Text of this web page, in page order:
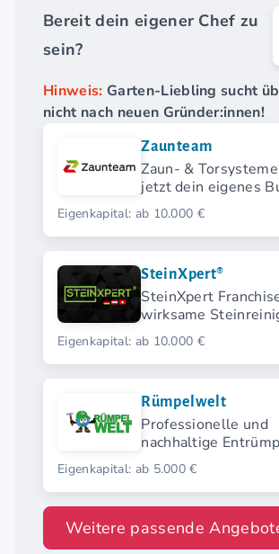
Bereit dein eigener Chef zu
sein?
Hinweis: Garten-Liebling sucht
nicht nach neuen Gründer:innen!
Zaunteam
Zaun- &
jetzt dein eigenes
mit Zaunteam.
Eigenkapital: ab 10.000 €
SteinXpert®
SteinXpert
wirksame
Dienste
Eigenkapital: ab 10.000 €
Rümpelwelt
Professionelle und
nachhaltige
Eigenkapital: ab 5.000 €
Weitere passende